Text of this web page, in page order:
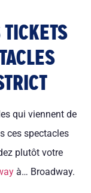
qui viennent de
ces spectacles
plutôt votre
à… Broadway.